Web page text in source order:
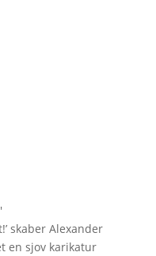
'
skaber Alexander
en sjov karikatur